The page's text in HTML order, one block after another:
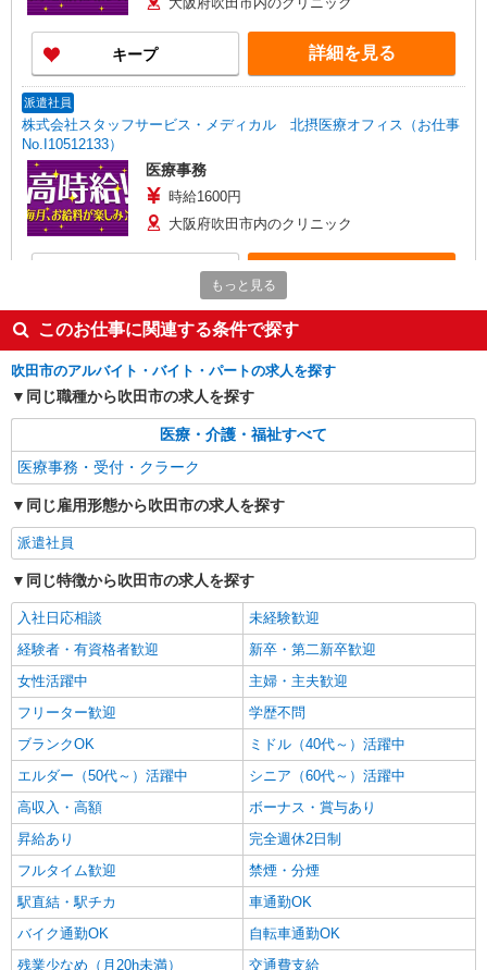
キープ 詳細を見る
派遣社員
株式会社スタッフサービス・メディカル 北摂医療オフィス（お仕事
No.I10512133）
医療事務
時給1600円
大阪府吹田市内のクリニック
派遣社員
No.I10458206）
医療事務
時給1400円
大阪府吹田市内の病院
キープ
アルバイト
受付・医療事務
（午前）時給1,200円〜 （午後）時給1,300
円〜
吹田市山田南29-4-109 ルネ千里丘内
キープ
もっと見る
このお仕事に関連する条件で探す
吹田市のアルバイト・バイト・パートの求人を探す
同じ職種から吹田市の求人を探す
医療・介護・福祉すべて
医療事務・受付・クラーク
同じ雇用形態から吹田市の求人を探す
派遣社員
同じ特徴から吹田市の求人を探す
入社日応相談
未経験歓迎
経験者・有資格者歓迎
新卒・第二新卒歓迎
女性活躍中
主婦・主夫歓迎
フリーター歓迎
学歴不問
ブランクOK
ミドル（40代～）活躍中
エルダー（50代～）活躍中
シニア（60代～）活躍中
高収入・高額
ボーナス・賞与あり
昇給あり
完全週休2日制
フルタイム歓迎
禁煙・分煙
駅直結・駅チカ
車通勤OK
バイク通勤OK
自転車通勤OK
残業少なめ（月20h未満）
交通費支給